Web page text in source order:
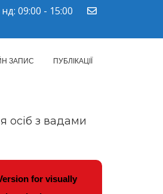
09:00 - 15:00
ЗАПИС ПУБЛІКАЦІЇ
осіб з вадами
for visually